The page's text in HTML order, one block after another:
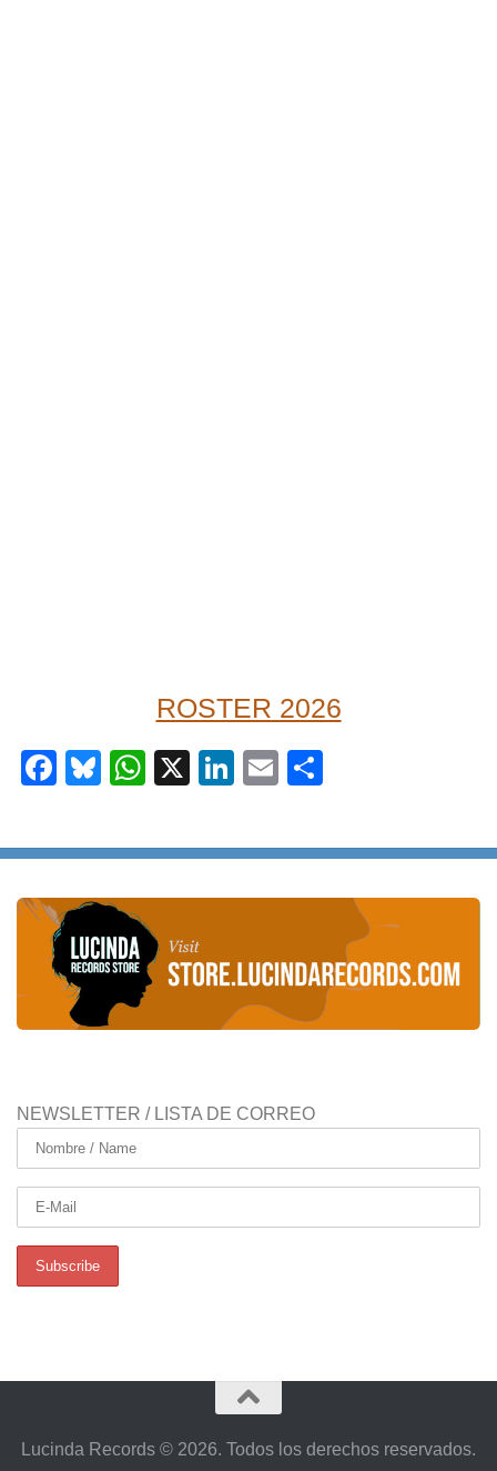
ROSTER 2026
Facebook
Bluesky
WhatsApp
X LinkedIn
Email
NEWSLETTER / LISTA DE CORREO
Lucinda Records © 2026. Todos los derechos reservados.